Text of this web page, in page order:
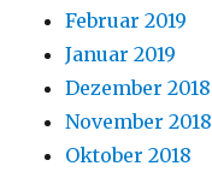
Februar 2019
Januar 2019
Dezember 2018
November 2018
Oktober 2018